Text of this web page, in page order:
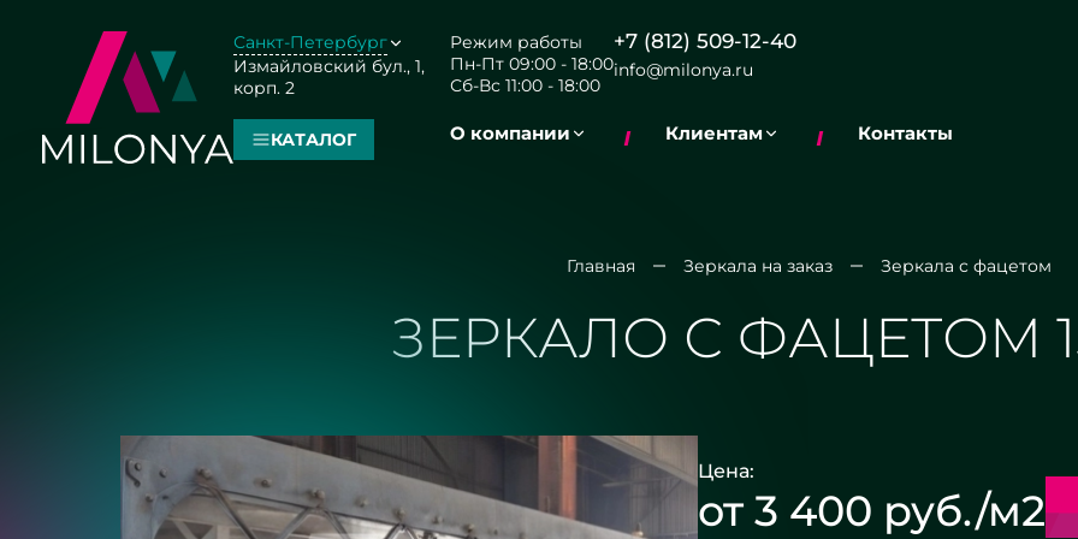
Санкт-Петербург
Измайловский бул., 1,
корп. 2
Режим работы
Пн-Пт 09:00 - 18:00
Сб-Вс 11:00 - 18:00
+7 (812) 509-12-40
info@milonya.ru
КАТАЛОГ О компании Клиентам Контакты
Главная Зеркала на заказ Зеркала с фацетом
ЗЕРКАЛО С ФАЦЕТОМ
Цена:
от 3 400 руб./м2